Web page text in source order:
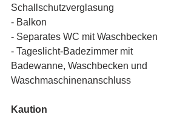
Schallschutzverglasung
- Balkon
- Separates WC mit Waschbecken
- Tageslicht-Badezimmer mit
Badewanne, Waschbecken und
Waschmaschinenanschluss
Kaution